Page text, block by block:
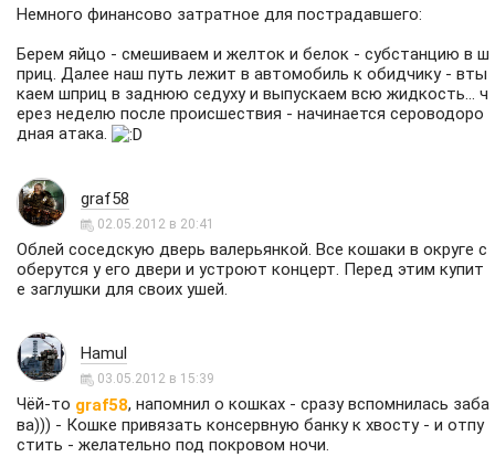
Немного финансово затратное для пострадавшего:
Берем яйцо - смешиваем и желток и белок - субстанцию в ш
приц. Далее наш путь лежит в автомобиль к обидчику - вты
каем шприц в заднюю седуху и выпускаем всю жидкость... ч
ерез неделю после происшествия - начинается сероводоро
дная атака.
graf58
02.05.2012 в 20:41
Облей соседскую дверь валерьянкой. Все кошаки в округе с
оберутся у его двери и устроют концерт. Перед этим купит
е заглушки для своих ушей.
Hamul
03.05.2012 в 15:39
Чёй-то graf58, напомнил о кошках - сразу вспомнилась заба
ва))) - Кошке привязать консервную банку к хвосту - и отпу
стить - желательно под покровом ночи.